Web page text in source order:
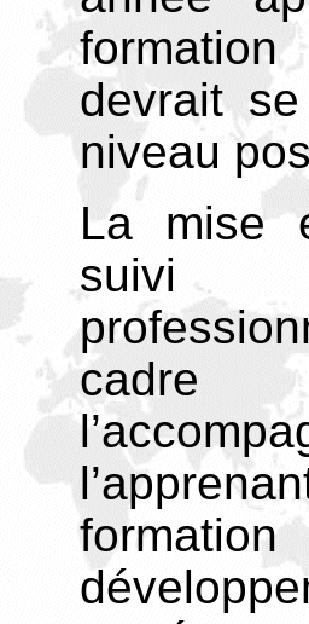
formation
devrait
niveau
La mise
suivi